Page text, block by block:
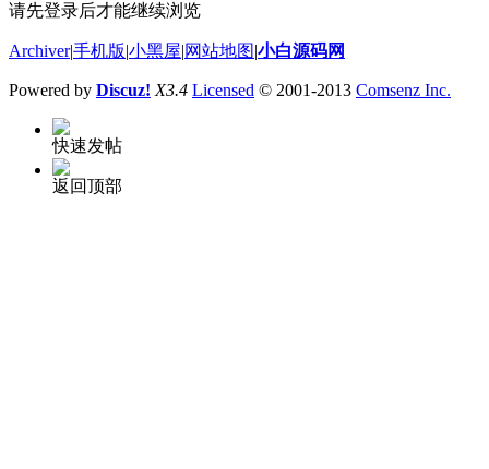
请先登录后才能继续浏览
Archiver|手机版 小黑屋 网站地图 小白源码网
Powered by Discuz! X3.4 Licensed © 2001-2013 Comsenz Inc.
快速发帖
返回顶部